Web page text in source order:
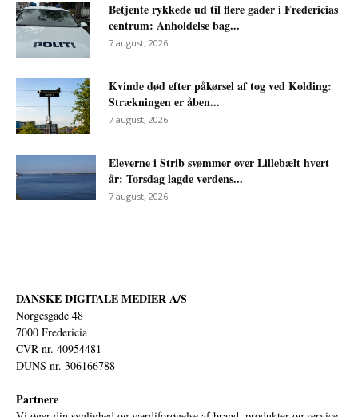
Betjente rykkede ud til flere gader i Fredericias
centrum: Anholdelse bag...
7 august, 2026
Kvinde død efter påkørsel af tog ved Kolding:
Strækningen er åben...
7 august, 2026
Eleverne i Strib svømmer over Lillebælt hvert
år: Torsdag lagde verdens...
7 august, 2026
DANSKE DIGITALE MEDIER A/S
Norgesgade 48
7000 Fredericia
CVR nr. 40954481
DUNS nr. 306166788
Partnere